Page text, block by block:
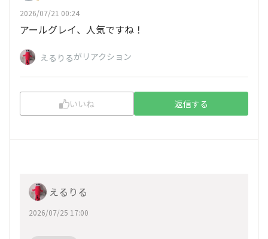
2026/07/21 00:24
アールグレイ、人気ですね！
えるりるがリアクション
いいね 返信する
えるりる
2026/07/25 17:00